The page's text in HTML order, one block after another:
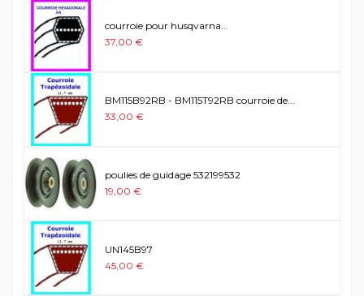
courroie pour husqvarna...
37,00 €
BM115B92RB - BM115T92RB courroie de...
33,00 €
poulies de guidage 532199532
19,00 €
UN145B97
45,00 €